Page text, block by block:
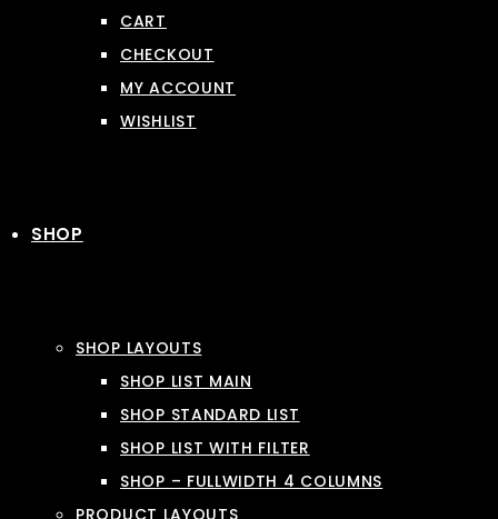
CART
CHECKOUT
MY ACCOUNT
WISHLIST
SHOP
SHOP LAYOUTS
SHOP LIST MAIN
SHOP STANDARD LIST
SHOP LIST WITH FILTER
SHOP – FULLWIDTH 4 COLUMNS
PRODUCT LAYOUTS